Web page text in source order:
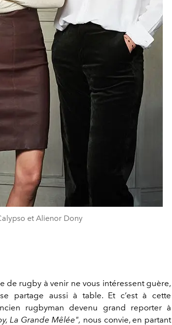
et Alienor Dony
de rugby à venir ne vous intéressent guère,
partage aussi à table. Et c’est à cette
rugbyman devenu grand reporter à
La Grande Mêlée", nous convie, en partant